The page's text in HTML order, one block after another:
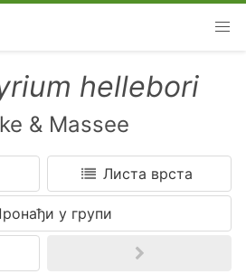
hellebori
& Massee
Листа врста
у групи
Напред